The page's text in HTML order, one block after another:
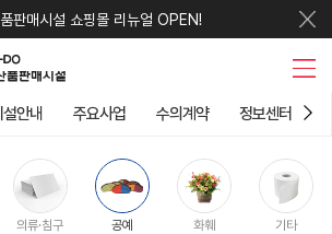
판매시설 쇼핑몰 리뉴얼 OPEN!
안내 주요사업 수의계약 정보센터
의류·침구 공예 화훼 기타